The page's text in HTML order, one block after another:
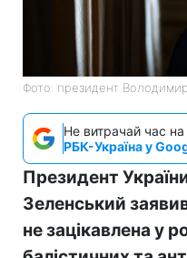
Фото: президент
Не витрачай час
РБК-Україна у
Президент
Зеленський
не зацікавлена у